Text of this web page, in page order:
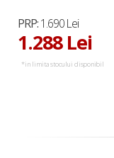
PRP:1.690 Lei
1.288 Lei
*in limita stocului disponibil